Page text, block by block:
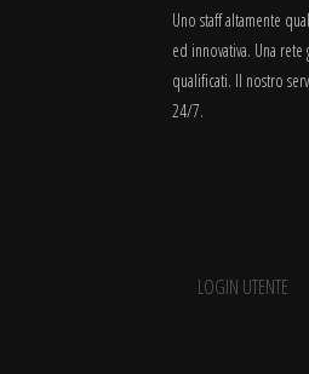
Uno staff altamente
ed innovativa. Una
qualificati. Il nostro
24/7.
LOGIN UTENTE